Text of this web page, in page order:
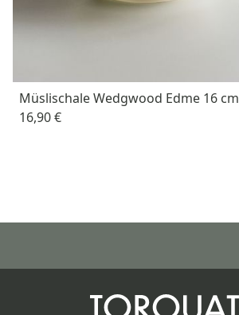
Müslischale Wedgwood Edme 16 cm
16,90 €